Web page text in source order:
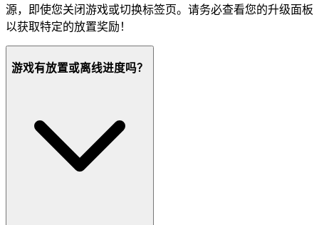
源，即使您关闭游戏或切换标签页。请务必查看您的升级面板
以获取特定的放置奖励！
游戏有放置或离线进度吗？